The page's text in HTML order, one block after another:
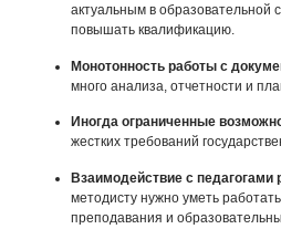
актуальным в образовательной
повышать квалификацию.
Монотонность работы с
много анализа, отчетности и
Иногда ограниченные
жестких требований
Взаимодействие с педагогами
методисту нужно уметь
преподавания и